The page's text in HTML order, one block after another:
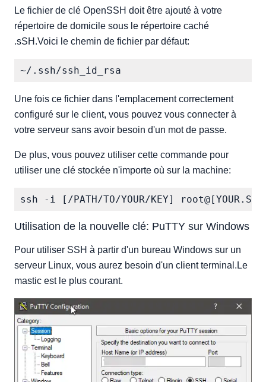
Le fichier de clé OpenSSH doit être ajouté à votre
répertoire de domicile sous le répertoire caché
.sSH.Voici le chemin de fichier par défaut:
Une fois ce fichier dans l'emplacement correctement
configuré sur le client, vous pouvez vous connecter à
votre serveur sans avoir besoin d'un mot de passe.
De plus, vous pouvez utiliser cette commande pour
utiliser une clé stockée n'importe où sur la machine:
Utilisation de la nouvelle clé: PuTTY sur Windows
Pour utiliser SSH à partir d'un bureau Windows sur un
serveur Linux, vous aurez besoin d'un client terminal.Le
mastic est le plus courant.